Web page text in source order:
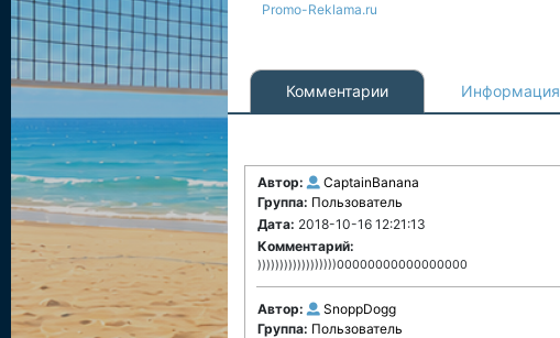
Promo-Reklama.ru
Комментарии Информация
Автор:
CaptainBanana
Группа: Пользователь
Дата: 2018-10-16 12:21:13
Комментарий:
))))))))))))))))))00000000000000000
Автор:
SnoppDogg
Группа: Пользователь